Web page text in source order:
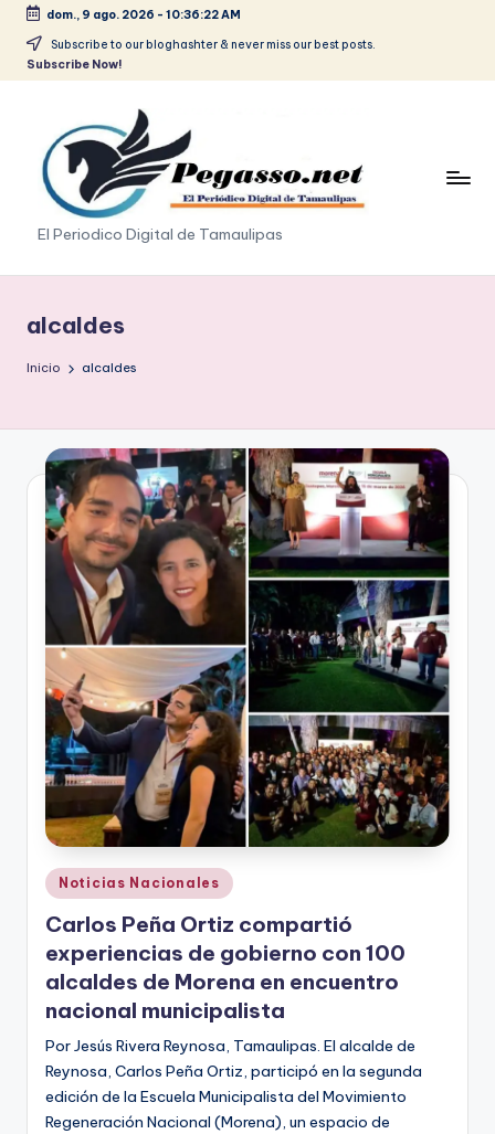
Saltar
dom., 9 ago. 2026 - 10:36:23 AM
Subscribe to our bloghashter & never miss our best posts.
Subscribe Now!
p
e
g
s
.
p
r
s
s
El Periodico Digital de Tamaulipas
alcaldes
Inicio alcaldes
Publicado
en
Noticias Nacionales
Carlos Peña Ortiz compartió
experiencias de gobierno con 100
alcaldes de Morena en encuentro
nacional municipalista
Por Jesús Rivera Reynosa, Tamaulipas. El alcalde de
Reynosa, Carlos Peña Ortiz, participó en la segunda
edición de la Escuela Municipalista del Movimiento
Regeneración Nacional (Morena), un espacio de